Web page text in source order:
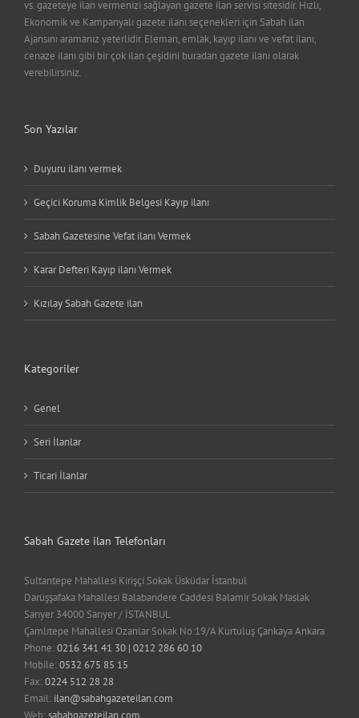
vs. gazeteye ilan vermenizi sağlayan gazete ilan servisi sitesidir. Hızlı,
Ekonomik ve Kampanyalı gazete ilanı seçenekleri için Sabah ilan
Ajansını aramanız yeterlidir. Eleman, emlak, kayıp ilanı ve vefat ilanı,
cenaze ilanı gibi bir çok ilan çeşidini buradan gazete ilanı olarak
verebilirsiniz.
Son Yazılar
Duyuru ilanı vermek
Geçici Koruma Kimlik Belgesi Kayıp ilanı
Sabah Gazetesine Vefat ilanı Vermek
Karar Defteri Kayıp ilanı Vermek
Kızılay Sabah Gazete ilan
Kategoriler
Genel
Seri İlanlar
Ticari İlanlar
Sabah Gazete ilan Telefonları
Sultantepe Mahallesi Kirişçi Sokak Üsküdar İstanbul
Darüşşafaka Mahallesi Balabandere Caddesi Balamir Sokak Maslak
Sarıyer 34000 Sarıyer / İSTANBUL
Çamlıtepe Mahallesi Ozanlar Sokak No:19/A Kurtuluş Çankaya Ankara
Phone:0216 341 41 30 | 0212 286 60 10
Mobile:0532 675 85 15
Fax:0224 512 28 28
Email: ilan@sabahgazeteilan.com